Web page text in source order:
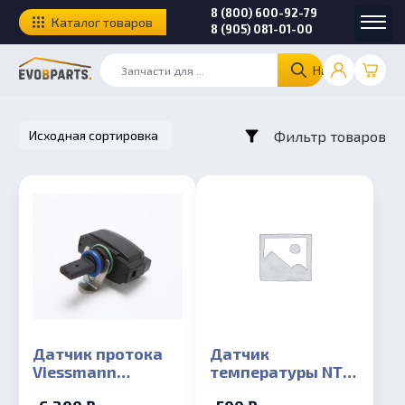
Найти
8 (800) 600-92-79
8 (905) 081-01-00
Каталог товаров
Фильтр товаров
Датчик протока
Viessmann
Датчик
температуры NTC